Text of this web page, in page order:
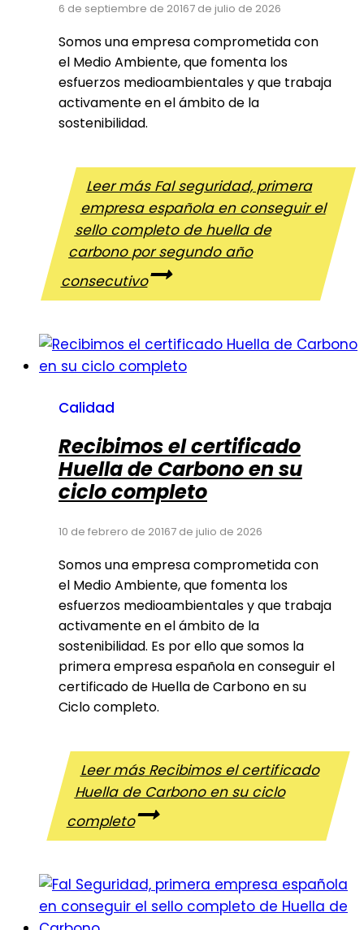
6 de septiembre de 20167 de julio de 2026
Somos una empresa comprometida con
el Medio Ambiente, que fomenta los
esfuerzos medioambientales y que trabaja
activamente en el ámbito de la
sostenibilidad.
Leer másFal seguridad, primera
empresa española en conseguir el
sello completo de huella de
carbono por segundo año
consecutivo
Calidad
Recibimos el certificado
Huella de Carbono en su
ciclo completo
10 de febrero de 20167 de julio de 2026
Somos una empresa comprometida con
el Medio Ambiente, que fomenta los
esfuerzos medioambientales y que trabaja
activamente en el ámbito de la
sostenibilidad. Es por ello que somos la
primera empresa española en conseguir el
certificado de Huella de Carbono en su
Ciclo completo.
Leer másRecibimos el certificado
Huella de Carbono en su ciclo
completo